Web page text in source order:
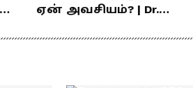
ஏன் அவசியம்? | Dr.
Interview